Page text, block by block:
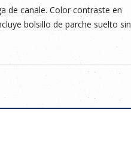
de canale. Color contraste en
bolsillo de parche suelto sin